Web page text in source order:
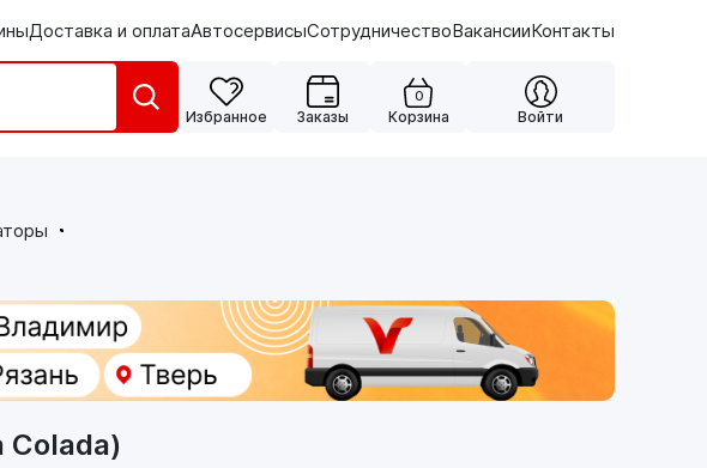
Доставка и оплатаАвтосервисыСотрудничествоВакансииКонтакты
Избранное Заказы
0
Корзина Войти
Colada)